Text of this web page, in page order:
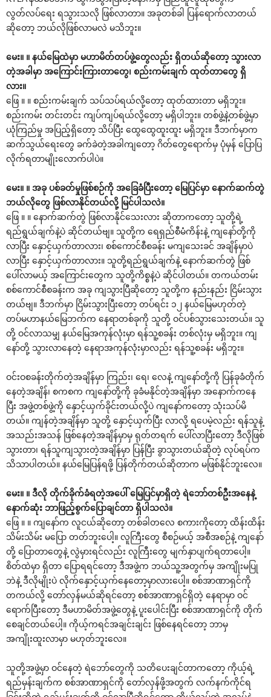
လွတ်လပ်ရေး ရသွားသလို ဖြစ်လာတာ။ အခုတစ်ခါ ပြန်ရောက်လာတယ်
ဆိုတော့ ဘယ်လိုဖြစ်လာမလဲ မသိဘူး။
မေး။ ။ နယ်မြေထဲမှာ မဟာမိတ်တပ်ဖွဲ့တွေလည်း ရှိတယ်ဆိုတော့ သွားလာ
တဲ့အခါမှာ အကြောင်းကြားတာတွေ၊ စည်းကမ်းချက် ထုတ်တာတွေ ရှိ
လား။
ဖြေ ။ ။ စည်းကမ်းချက် သပ်သပ်ရယ်လို့တော့ ထုတ်ထားတာ မရှိဘူး။
စည်းကမ်း တင်းတင်း ကျပ်ကျပ်ရယ်လို့တော့ မရှိပါဘူး။ တစ်ဖွဲ့နဲ့တစ်ဖွဲ့မှာ
ယုံကြည်မှု အပြည့်ရှိတော့ သိပ်ပြီး ထွေထွေထူးထူး မရှိဘူး။ ဒီဘက်မှာက
ဆက်သွယ်ရေးတွေ ခက်ခဲတဲ့အခါကျတော့ ဂိတ်တွေရောက်မှ ပုံမှန် ပြောပြ
လိုက်ရတာမျိုးလောက်ပါပဲ။
မေး။ ။ အခု ပစ်ခတ်မှုဖြစ်စဉ်ကို အခြေခံပြီးတော့ မြေပြင်မှာ နောက်ဆက်တွဲ
ဘယ်လိုတွေ ဖြစ်လာနိုင်တယ်လို့ မြင်ပါသလဲ။
ဖြေ ။ ။ နောက်ဆက်တွဲ ဖြစ်လာနိုင်သေးလား ဆိုတာကတော့ သူတို့ရဲ့
ရည်ရွယ်ချက်နဲ့ပဲ ဆိုင်တယ်ဗျ။ သူတို့က ရေရှည်စီမံကိန်းနဲ့ ကျနော်တို့ကို
လာပြီး နှောင့်ယှက်တာလား၊ စစ်ကောင်စီစခန်း မကျသေးခင် အချိန်မှာပဲ
လာပြီး နှောင့်ယှက်တာလား။ သူတို့ရည်ရွယ်ချက်နဲ့ နောက်ဆက်တွဲ ဖြစ်
ပေါ်လာမယ့် အကြောင်းတွေက သူတို့ကိစ္စနဲ့ပဲ ဆိုင်ပါတယ်။ တကယ်တမ်း
စစ်ကောင်စီစခန်းက အခု ကျသွားပြီဆိုတော့ သူတို့က နည်းနည်း ငြိမ်းသွား
တယ်ဗျ။ ဒီဘက်မှာ ငြိမ်းသွားပြီးတော့ တပ်ရင်း ၁၂ နယ်မြေမဟုတ်တဲ့
တပ်မဟာနယ်မြေဘက်က နေရာတစ်ခုကို သူတို့ ဝင်ပစ်သွားသေးတယ်။ သူ
တို့ ဝင်လာသမျှ နယ်မြေအကုန်လုံးမှာ ရန်သူ့စခန်း တစ်လုံးမှ မရှိဘူး။ ကျ
နော်တို့ သွားလာနေတဲ့ နေရာအကုန်လုံးမှာလည်း ရန်သူ့စခန်း မရှိဘူး။
ဝင်းဝစခန်းတိုက်တဲ့အချိန်မှာ ကြည်း၊ ရေ၊ လေနဲ့ ကျနော်တို့ကို ပြန်ခုခံတိုက်
နေတဲ့အချိန်၊ စကစက ကျနော်တို့ကို ခုခံမနိုင်တဲ့အချိန်မှာ အနောက်ကနေ
ပြီး အဖွဲ့တစ်ဖွဲ့ကို နှောင့်ယှက်ခိုင်းတယ်လို့ပဲ ကျနော်ကတော့ သုံးသပ်မိ
တယ်။ ကျန်တဲ့အချိန်မှာ သူတို့ နှောင့်ယှက်ပြီး လာလို့ ရပေမဲ့လည်း ရန်သူနဲ့
အသည်းအသန် ဖြစ်နေတဲ့အချိန်မှာမှ ရုတ်တရက် ပေါ်လာပြီးတော့ ဒီလိုဖြစ်
သွားတာ၊ ရန်သူကျသွားတဲ့အချိန်မှာ ပြန်ပြီး ခွာသွားတယ်ဆိုတဲ့ လုပ်ရပ်က
သိသာပါတယ်။ နယ်မြေပြန်ရဖို့ ပြန်တိုက်တယ်ဆိုတာက မဖြစ်နိုင်ဘူးလေ။
မေး။ ။ ဒီလို တိုက်ခိုက်ခံရတဲ့အပေါ် မြေပြင်မှာရှိတဲ့ ရဲဘော်တစ်ဦးအနေနဲ့
နောက်ဆုံး ဘာဖြည့်စွက်ပြောချင်တာ ရှိပါသလဲ။
ဖြေ ။ ။ ကျနော်က လူငယ်ဆိုတော့ တစ်ခါတလေ စကားကိုတော့ ထိန်းထိန်း
သိမ်းသိမ်း မပြော တတ်ဘူးပေါ့။ လူကြီးတွေ စီစဉ်မယ့် အစီအစဉ်နဲ့ ကျနော်
တို့ ပြောတာတွေနဲ့ လွဲမှားရင်လည်း လူကြီးတွေ မျက်နှာပျက်ရတာပေါ့။
စိတ်ထဲမှာ ရှိတာ ပြောရရင်တော့ ဒီအဖွဲ့က ဘယ်သူ့အတွက်မှ အကျိုးမပြု
ဘဲနဲ့ ဒီလိုမျိုးပဲ လိုက်နှောင့်ယှက်နေတော့မှာလားပေါ့။ စစ်အာဏာရှင်ကို
တကယ်လို့ တော်လှန်မယ်ဆိုရင်တော့ စစ်အာဏာရှင်ရှိတဲ့ နေရာမှာ ဝင်
ရောက်ပြီးတော့ ဒီမဟာမိတ်အဖွဲ့တွေနဲ့ ပူးပေါင်းပြီး စစ်အာဏာရှင်ကို တိုက်
စေချင်တယ်ပေါ့။ ကိုယ့်ကရင်အချင်းချင်း ဖြစ်နေရင်တော့ ဘာမှ
အကျိုးထူးလာမှာ မဟုတ်ဘူးလေ။
သူတို့အဖွဲ့မှာ ဝင်နေတဲ့ ရဲဘော်တွေကို သတိပေးချင်တာကတော့ ကိုယ့်ရဲ့
ရည်မှန်းချက်က စစ်အာဏာရှင်ကို တော်လှန်ဖို့အတွက် လက်နက်ကိုင်ရ